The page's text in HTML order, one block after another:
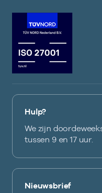
Hulp?
We zijn
tussen 9 en 17 uur.
Nieuwsbrief